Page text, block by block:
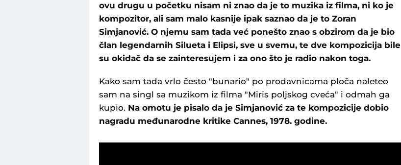
ovu drugu u početku nisam ni znao da je to muzika iz filma, ni ko je
kompozitor, ali sam malo kasnije ipak saznao da je to Zoran
Simjanović. O njemu sam tada već ponešto znao s obzirom da je bio
član legendarnih Silueta i Elipsi, sve u svemu, te dve kompozicija bile
su okidač da se zainteresujem i za ono što je radio nakon toga.
Kako sam tada vrlo često "bunario" po prodavnicama ploča naleteo
sam na singl sa muzikom iz filma "Miris poljskog cveća" i odmah ga
kupio. Na omotu je pisalo da je Simjanović za te kompozicije dobio
nagradu međunarodne kritike Cannes, 1978. godine.